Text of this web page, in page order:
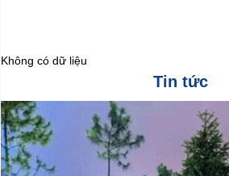
Không có dữ liệu
Tin tức